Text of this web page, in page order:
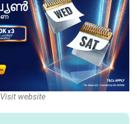
Visit website